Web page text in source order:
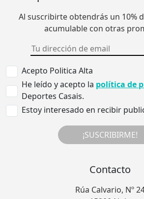
Al suscribirte obtendrás un 10%
acumulable con otras
Acepto Politica Alta
He leído y acepto la política de
Deportes Casais.
Estoy interesado en recibir
¡SUSCRIBIRME!
Contacto
Rúa Calvario, Nº